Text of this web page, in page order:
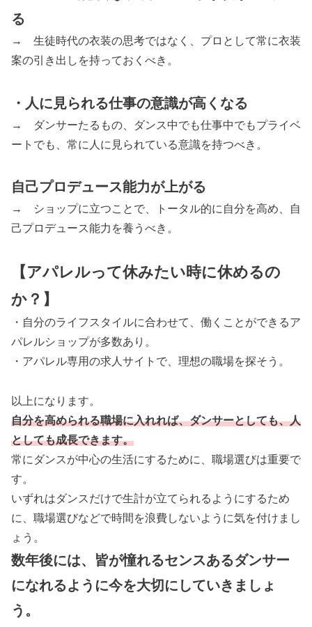
る
→ 生徒時代の衣装の思考ではなく、プロとして常に衣装
案の引き出しを持っておくべき。
・人に見られる仕事の意識が高くなる
→ ダンサーたるもの、ダンス中でも仕事中でもプライベ
ートでも、常に人に見られている意識を持つべき。
自己プロデュース能力が上がる
→ ショップに立つことで、トータル的に自分を高め、自
己プロデュース能力を養うべき。
【アパレルって休みたい時に休めるの
か？】
・自分のライフスタイルに合わせて、働くことができるア
パレルショップが多数あり。
・アパレル専用の求人サイトで、理想の職場を探そう。
以上になります。
自分を高められる職場に入れれば、ダンサーとしても、人
としても成長できます。
常にダンスが中心の生活にするために、職場選びは重要で
す。
いずれはダンスだけで生計が立てられるようにするため
に、職場選びなどで時間を浪費しないように気を付けまし
ょう。
数年後には、皆が憧れるセンスあるダンサー
になれるように今を大切にしていきましょ
う。